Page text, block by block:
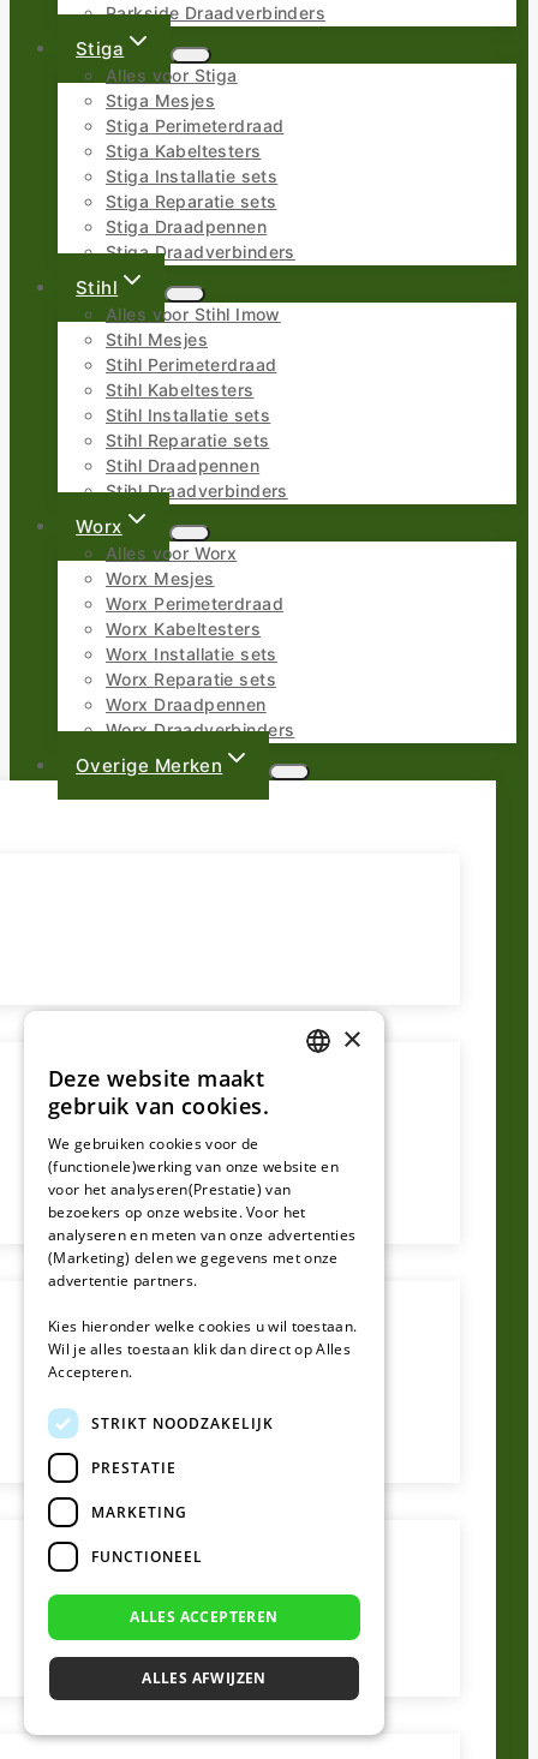
Parkside Draadverbinders
Stiga
Alles voor Stiga
Stiga Mesjes
Stiga Perimeterdraad
Stiga Kabeltesters
Stiga Installatie sets
Stiga Reparatie sets
Stiga Draadpennen
Stiga Draadverbinders
Stihl
Alles voor Stihl Imow
Stihl Mesjes
Stihl Perimeterdraad
Stihl Kabeltesters
Stihl Installatie sets
Stihl Reparatie sets
Stihl Draadpennen
Stihl Draadverbinders
Worx
Alles voor Worx
Worx Mesjes
Worx Perimeterdraad
Worx Kabeltesters
Worx Installatie sets
Worx Reparatie sets
Worx Draadpennen
Worx Draadverbinders
Overige Merken
GERMAN
×
Deze website maakt
gebruik van cookies.
We gebruiken cookies voor de
(functionele)werking van onze website en
voor het analyseren(Prestatie) van
bezoekers op onze website. Voor het
analyseren en meten van onze advertenties
(Marketing) delen we gegevens met onze
advertentie partners.
Kies hieronder welke cookies u wil toestaan.
Wil je alles toestaan klik dan direct op Alles
Accepteren.
STRIKT NOODZAKELIJK
PRESTATIE
MARKETING
FUNCTIONEEL
ALLES ACCEPTEREN
ALLES AFWIJZEN